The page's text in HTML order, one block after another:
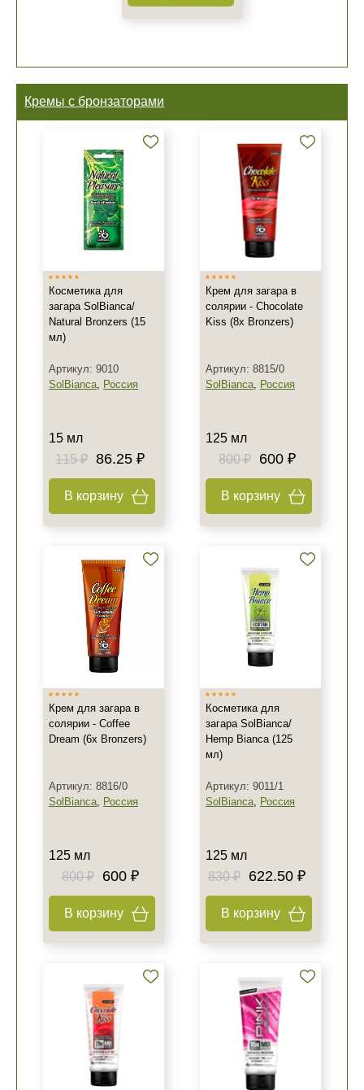
Кремы с бронзаторами
Косметика для
загара SolBianca/
Natural Bronzers (15
мл)
Артикул: 9010
SolBianca, Россия
15 мл
115 ₽ 86.25 ₽
В корзину
Крем для загара в
солярии - Chocolate
Kiss (8x Bronzers)
Артикул: 8815/0
SolBianca, Россия
125 мл
800 ₽
600 ₽
В корзину
Крем для загара в
солярии - Coffee
Dream (6x Bronzers)
Артикул: 8816/0
SolBianca, Россия
125 мл
800 ₽
600 ₽
В корзину
Косметика для
загара SolBianca/
Hemp Bianca (125
мл)
Артикул: 9011/1
SolBianca, Россия
125 мл
830 ₽
622.50 ₽
В корзину